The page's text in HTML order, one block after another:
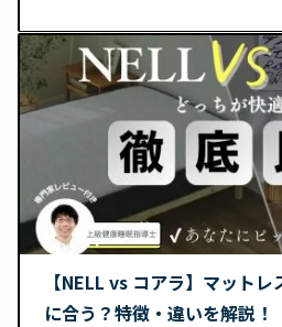
【NELL vs コアラ】マット
に合う？特徴・違いを解説！